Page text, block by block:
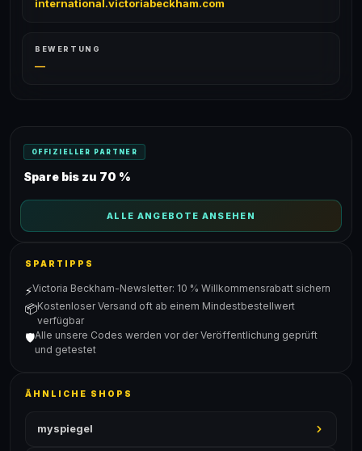
international.victoriabeckham.com
BEWERTUNG
—
OFFIZIELLER PARTNER
Spare bis zu 70 %
ALLE ANGEBOTE ANSEHEN
SPARTIPPS
⚡Victoria Beckham-Newsletter: 10 % Willkommensrabatt sichern
📦Kostenloser Versand oft ab einem Mindestbestellwert
verfügbar
🛡️Alle unsere Codes werden vor der Veröffentlichung geprüft
und getestet
ÄHNLICHE SHOPS
myspiegel